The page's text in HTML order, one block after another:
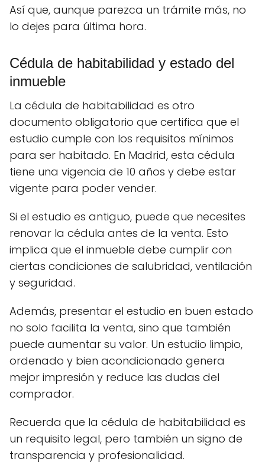
Así que, aunque parezca un trámite más, no
lo dejes para última hora.
Cédula de habitabilidad y estado del
inmueble
La cédula de habitabilidad es otro
documento obligatorio que certifica que el
estudio cumple con los requisitos mínimos
para ser habitado. En Madrid, esta cédula
tiene una vigencia de 10 años y debe estar
vigente para poder vender.
Si el estudio es antiguo, puede que necesites
renovar la cédula antes de la venta. Esto
implica que el inmueble debe cumplir con
ciertas condiciones de salubridad, ventilación
y seguridad.
Además, presentar el estudio en buen estado
no solo facilita la venta, sino que también
puede aumentar su valor. Un estudio limpio,
ordenado y bien acondicionado genera
mejor impresión y reduce las dudas del
comprador.
Recuerda que la cédula de habitabilidad es
un requisito legal, pero también un signo de
transparencia y profesionalidad.